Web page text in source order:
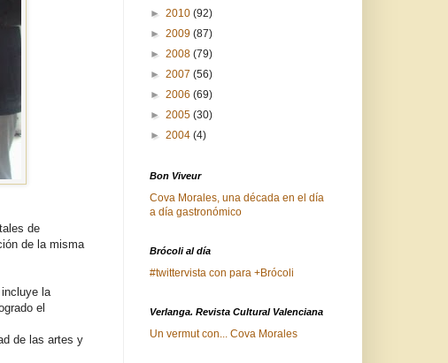
de
de la misma
la
el
de las artes y
► 2010 (92)
► 2009 (87)
► 2008 (79)
► 2007 (56)
► 2006 (69)
► 2005 (30)
► 2004 (4)
Bon Viveur
Cova Morales, una década en el día
a día gastronómico
Brócoli al día
#twittervista con para +Brócoli
Verlanga. Revista Cultural Valenciana
Un vermut con... Cova Morales